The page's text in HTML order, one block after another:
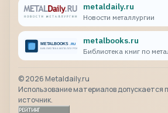
metaldaily.ru
Новости металлургии
metalbooks.ru
Библиотека книг по
©2026 Metaldaily.ru
Использование материалов допускается
источник.